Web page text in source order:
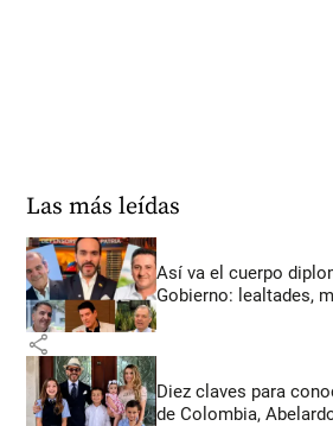
Las más leídas
Así va el cuerpo
Gobierno: lealtades,
share
Diez claves para
de Colombia,